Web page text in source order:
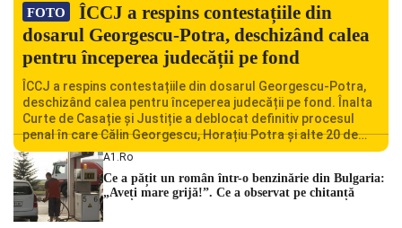
FOTO
ÎCCJ a respins contestațiile din
dosarul Georgescu-Potra, deschizând calea
pentru începerea judecății pe fond
ÎCCJ a respins contestațiile din dosarul Georgescu-Potra,
deschizând calea pentru începerea judecății pe fond. Înalta
Curte de Casație și Justiție a deblocat definitiv procesul
penal în care Călin Georgescu, Horațiu Potra și alte 20 de
persoane sunt acuzați de acțiuni îndreptate împotriva
ordinii constituționale. În ședința din camera preliminară,
judecătorii de la instanța supremă au […]
A1.ro
Ce a pățit un român într-o benzinărie din Bulgaria:
„Aveți mare grijă!”. Ce a observat pe chitanță